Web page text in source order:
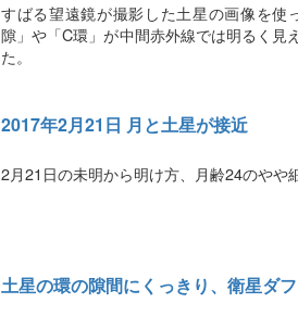
すばる望遠鏡が撮影した土星の画像を使
隙」や「C環」が中間赤外線では明るく見
た。
2017年2月21日 月と土星が接近
2月21日の未明から明け方、月齢24のやや
土星の環の隙間にくっきり、衛星ダ